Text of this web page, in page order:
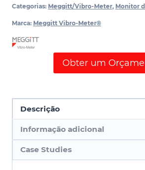
Categorias: Meggitt/Vibro-Meter, Monitor
Marca: Meggitt Vibro-Meter®
Obter um
Descrição
Informação adicional
Case Studies